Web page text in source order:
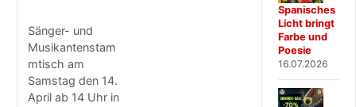
Sänger- und
Musikantenstam
mtisch am
Samstag den 14.
April ab 14 Uhr in
Spanisches
Licht bringt
Farbe und
Poesie
16.07.2026